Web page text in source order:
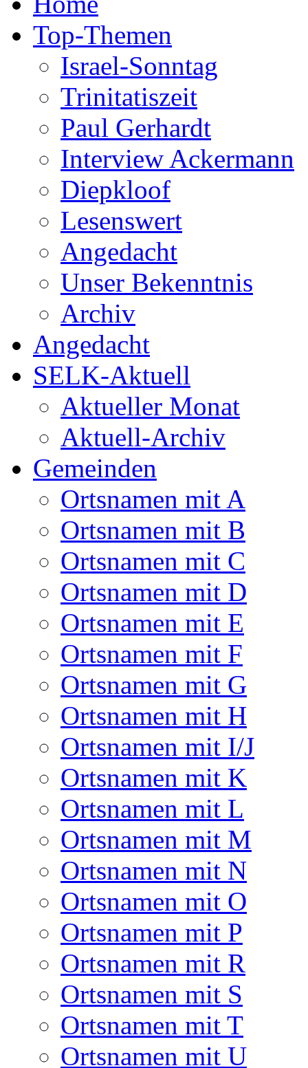
Top-Themen
Israel-Sonntag
Trinitatiszeit
Paul Gerhardt
Interview Ackermann
Diepkloof
Lesenswert
Angedacht
Unser Bekenntnis
Archiv
Angedacht
SELK-Aktuell
Aktueller Monat
Aktuell-Archiv
Gemeinden
Ortsnamen mit A
Ortsnamen mit B
Ortsnamen mit C
Ortsnamen mit D
Ortsnamen mit E
Ortsnamen mit F
Ortsnamen mit G
Ortsnamen mit H
Ortsnamen mit I/J
Ortsnamen mit K
Ortsnamen mit L
Ortsnamen mit M
Ortsnamen mit N
Ortsnamen mit O
Ortsnamen mit P
Ortsnamen mit R
Ortsnamen mit S
Ortsnamen mit T
Ortsnamen mit U